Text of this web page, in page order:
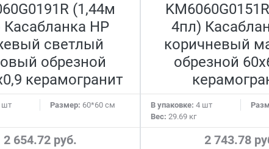
(1,44м
Касабланка HP
светлый
обрезной
керамогранит
шт Размер: 60*60 см
2 654.72 руб.
4пл)
коричневый
обрезной
В упаковке: 4 шт
Вес: 29.69 кг
2 743.78